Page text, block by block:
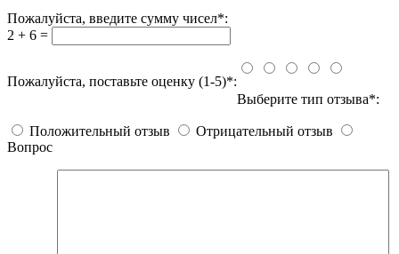
Пожалуйста, введите сумму чисел*:
2 + 6 =
Пожалуйста, поставьте оценку (1-5)*:
Выберите тип отзыва*:
Положительный отзыв
Отрицательный отзыв
Вопрос